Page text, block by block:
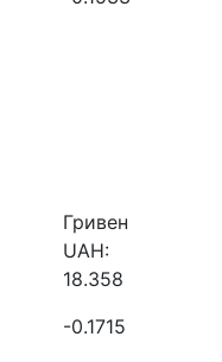
Гривен
UAH:
18.358
-0.1715